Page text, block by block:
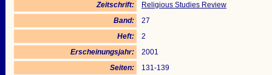
Zeitschrift:
Religious Studies Review
Band:
27
Heft:
2
Erscheinungsjahr:
2001
Seiten:
131-139